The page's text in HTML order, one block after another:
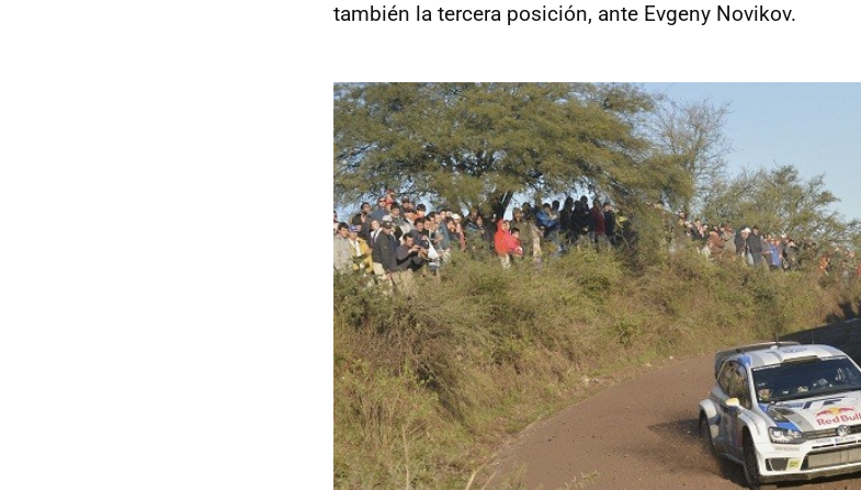
también la tercera posición, ante Evgeny Novikov.